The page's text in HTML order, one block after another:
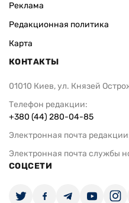
Реклама
Редакционная политика
Карта
КОНТАКТЫ
01010 Киев, ул. Князей
Телефон редакции:
+380 (44) 280-04-85
Электронная почта
Электронная почта службы
СОЦСЕТИ